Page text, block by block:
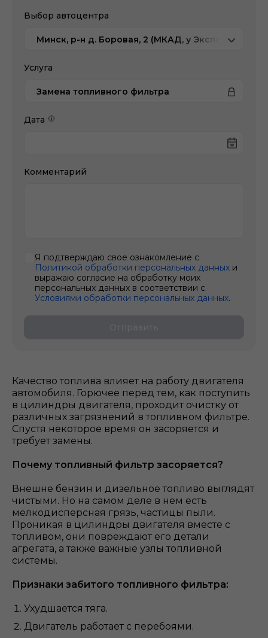
Качество топлива влияет на работу двигателя
автомобиля. Горючее перед тем, как поступить
в цилиндры двигателя, проходит очистку от
различных загрязнений в топливном фильтре.
Спустя некоторое время он засоряется и
требует замены.
Почему топливный фильтр засоряется?
Внешне бензин и дизельное топливо выглядят
чистыми. Но на самом деле в нем есть
мелкодисперсная грязь, частицы пыли.
Проникая в цилиндры двигателя вместе с
топливом, они повреждают его детали
агрегата, а также важные узлы топливной
системы.
Признаки забитого топливного фильтра:
Ухудшается тяга.
Двигатель работает с перебоями.
Выбор автоцентра
Минск, р-н д. Боровая, 2 (МКАД, у Экспобела),
Услуга
Замена топливного фильтра
Дата
Комментарий
Я подтверждаю свое ознакомление с
Политикой обработки персональных данных и
выражаю согласие на обработку моих
персональных данных в соответствии с
Условиями обработки персональных данных.